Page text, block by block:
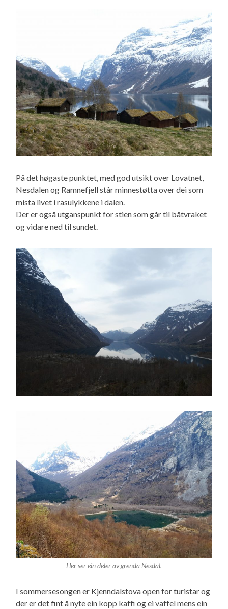
På det høgaste punktet, med god utsikt over Lovatnet,
Nesdalen og Ramnefjell står minnestøtta over dei som
mista livet i rasulykkene i dalen.
Der er også utganspunkt for stien som går til båtvraket
og vidare ned til sundet.
Her ser ein deler av grenda Nesdal.
I sommersesongen er Kjenndalstova open for turistar og
der er det fint å nyte ein kopp kaffi og ei vaffel mens ein